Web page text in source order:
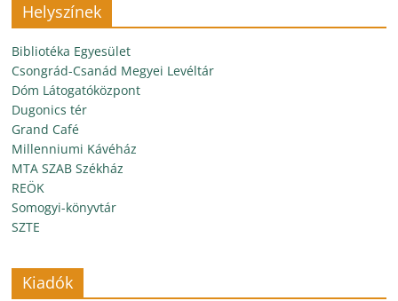
Helyszínek
Bibliotéka Egyesület
Csongrád-Csanád Megyei Levéltár
Dóm Látogatóközpont
Dugonics tér
Grand Café
Millenniumi Kávéház
MTA SZAB Székház
REÖK
Somogyi-könyvtár
SZTE
Kiadók